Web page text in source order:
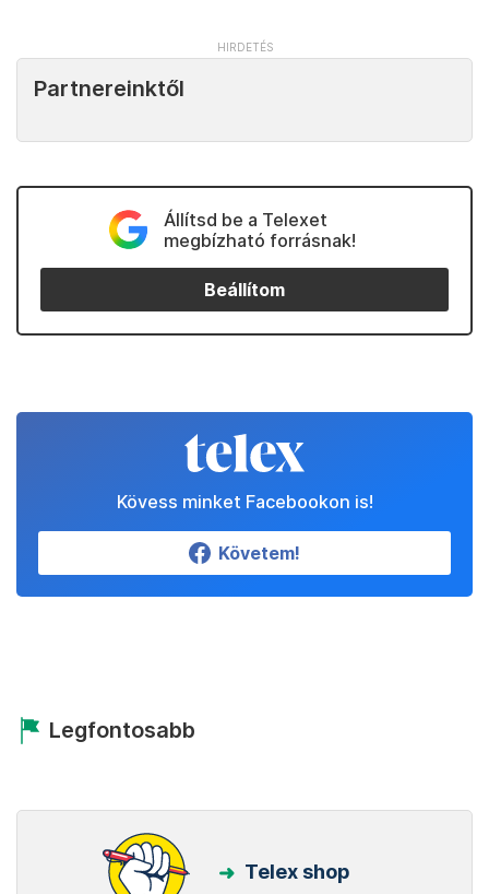
Partnereinktől
Állítsd be a Telexet
megbízható forrásnak!
Beállítom
Kövess minket Facebookon is!
Követem!
Legfontosabb
Telex shop